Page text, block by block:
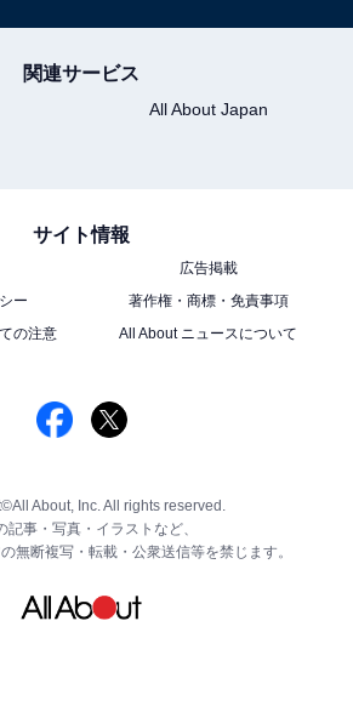
関連サービス
All About Japan
サイト情報
広告掲載
ー
著作権・商標・免責事項
の注意
All About ニュースについて
About, Inc. All rights reserved.
記事・写真・イラストなど、
無断複写・転載・公衆送信等を禁じます。